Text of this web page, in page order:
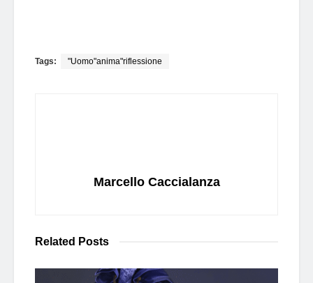
Tags: "Uomo"anima"riflessione
Marcello Caccialanza
Related Posts